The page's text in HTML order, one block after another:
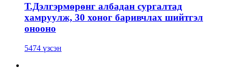
Т.Дэлгэрмөрөнг албадан сургалтад
хамруулж, 30 хоног баривчлах шийтгэл
онооно
5474 үзсэн